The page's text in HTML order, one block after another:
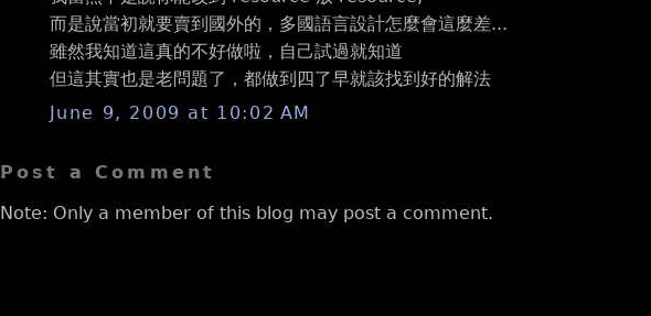
而是說當初就要賣到國外的，多國語言設計怎麼會這麼差...
雖然我知道這真的不好做啦，自己試過就知道
但這其實也是老問題了，都做到四了早就該找到好的解法
June 9, 2009 at 10:02 AM
Post a Comment
Note: Only a member of this blog may post a comment.